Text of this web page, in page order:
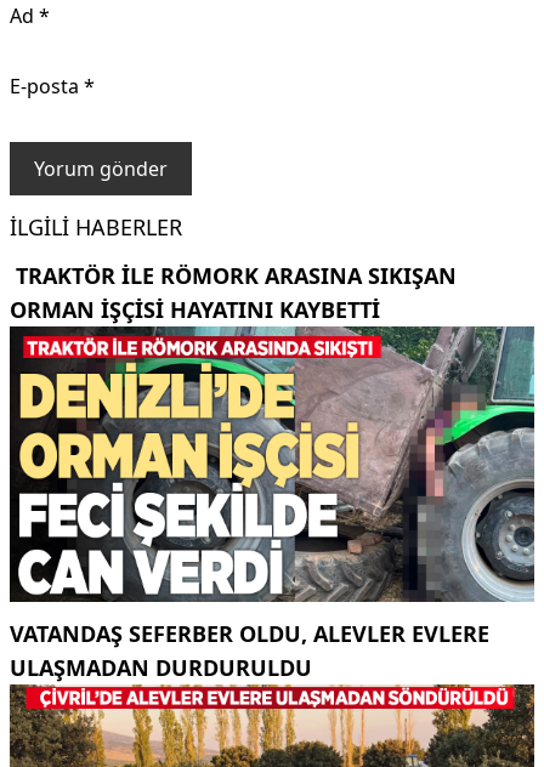
Ad *
E-posta *
İLGILI HABERLER
TRAKTÖR ILE RÖMORK ARASINA SIKIŞAN
ORMAN IŞÇISI HAYATINI KAYBETTI
VATANDAŞ SEFERBER OLDU, ALEVLER EVLERE
ULAŞMADAN DURDURULDU